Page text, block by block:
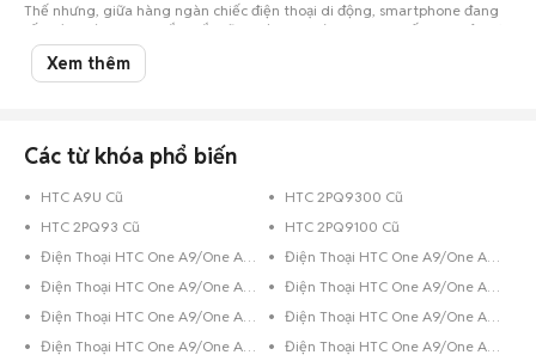
Thế nhưng, giữa hàng ngàn chiếc điện thoại di động, smartphone đang
rất thịnh hành, bạn chắc chắn sẽ vô cùng choáng ngợp, khiến cho việc lựa
chọn trở nên vô cùng khó khăn. Nhất là khi hầu bao eo hẹp thì việc cân
nhắc nên mua điện thoại cũ hay mới, mua của hãng điện thoại nào... lại
càng khó giải quyết.
Htc One A9 One A9s cũ với giá siêu tiết kiệm tại Điện Biên nhưng vẫn
đảm bảo chất lượng. Trường hợp bạn đang sở hữu chiếc điện thoại Htc cũ
đã qua sử dụng và muốn bán, hãy chụp hình lại và đăng tin rao bán ngay
trên Chợ Tốt.
Chúc các bạn có trải nghiệm mua bán
điện thoại cũtuyệt vời trên Chợ
Tốt.
Xem thêm
Các từ khóa phổ biến
HTC A9U Cũ
HTC 2PQ9300 Cũ
HTC 2PQ93 Cũ
HTC 2PQ9100 Cũ
Điện Thoại HTC One A9/One A9s Đen Bóng
Điện Thoại HTC One A9/One A9s 8GB Đen
Điện Thoại HTC One A9/One A9s 32GB Xanh Dương
Điện Thoại HTC One A9/One A9s 32GB Vàng Hồng
Điện Thoại HTC One A9/One A9s 32GB Vàng
Điện Thoại HTC One A9/One A9s 32GB Trắng
Điện Thoại HTC One A9/One A9s 32GB Hồng
Điện Thoại HTC One A9/One A9s 32GB Đen Bóng